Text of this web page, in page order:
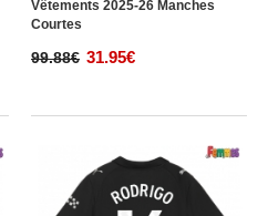
Vêtements 2025-26 Manches
Courtes
99.88€ 31.95€